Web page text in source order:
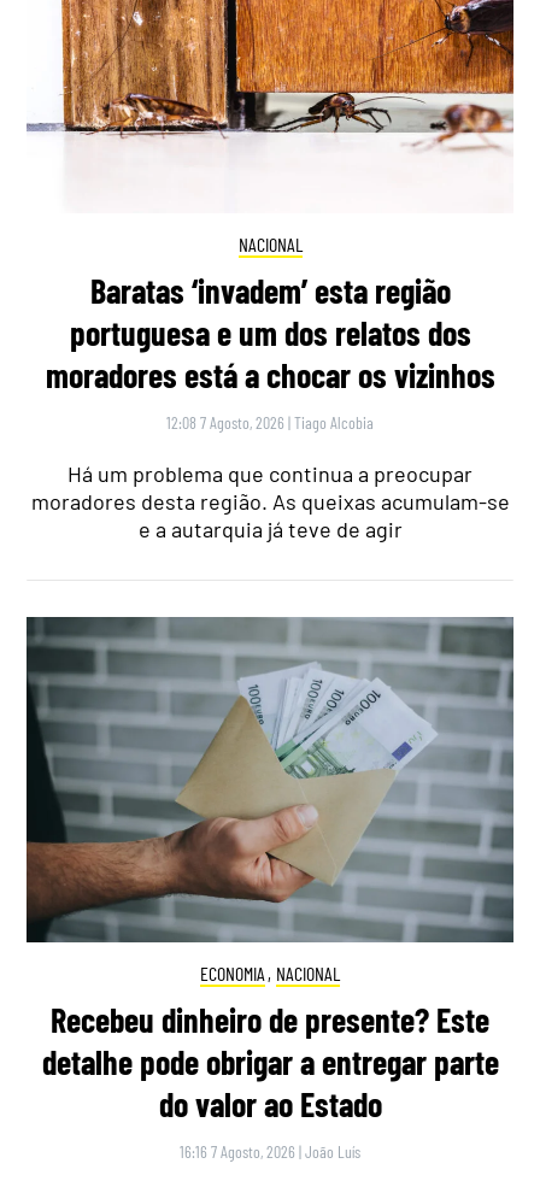
NACIONAL
Baratas ‘invadem’ esta região
portuguesa e um dos relatos dos
moradores está a chocar os vizinhos
12:08 7 Agosto, 2026 |Tiago Alcobia
Há um problema que continua a preocupar
moradores desta região. As queixas acumulam-se
e a autarquia já teve de agir
ECONOMIA , NACIONAL
Recebeu dinheiro de presente? Este
detalhe pode obrigar a entregar parte
do valor ao Estado
16:16 7 Agosto, 2026 |João Luís